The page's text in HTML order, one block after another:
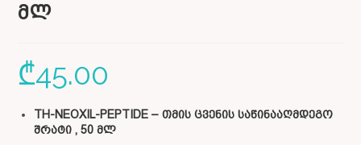
მლ
₾45.00
TH-NEOXIL-PEPTIDE –თმის ცვენის საწინააღმდეგო
შრატი , 50 მლ